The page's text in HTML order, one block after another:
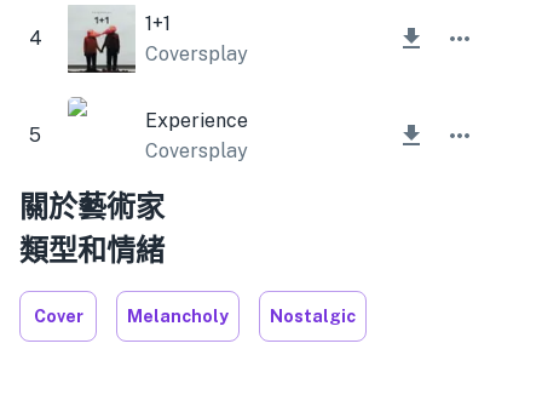
4
1+1
Coversplay
5
Experience
Coversplay
關於藝術家
類型和情緒
Cover Melancholy Nostalgic